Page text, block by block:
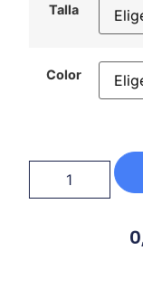
Talla
Color